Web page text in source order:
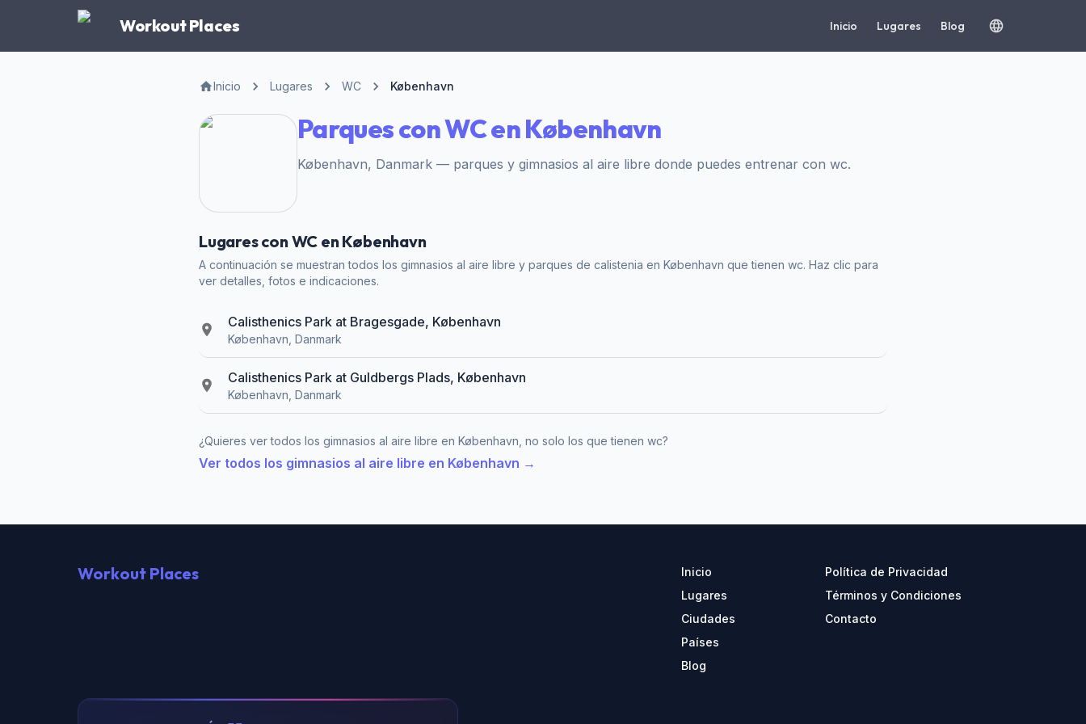
Workout Places Inicio Lugares Blog
Inicio Lugares WC København
Parques con WC en København
København, Danmark — parques y gimnasios al aire libre donde puedes entrenar con wc.
Lugares con WC en København
A continuación se muestran todos los gimnasios al aire libre y parques de calistenia en København que tienen wc. Haz clic para
ver detalles, fotos e indicaciones.
Calisthenics Park at Bragesgade, København
København, Danmark
Calisthenics Park at Guldbergs Plads, København
København, Danmark
¿Quieres ver todos los gimnasios al aire libre en København, no solo los que tienen wc?
Ver todos los gimnasios al aire libre en København →
Workout Places
Inicio
Lugares
Ciudades
Países
Blog
Política de Privacidad
Términos y Condiciones
Contacto